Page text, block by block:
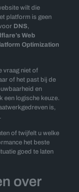
wilt die
platform is geen
DNS,
Web
Optimization
vraag niet of
of het past bij de
en
een logische keuze.
is,
of twijfelt u welke
het beste
goed te laten
over